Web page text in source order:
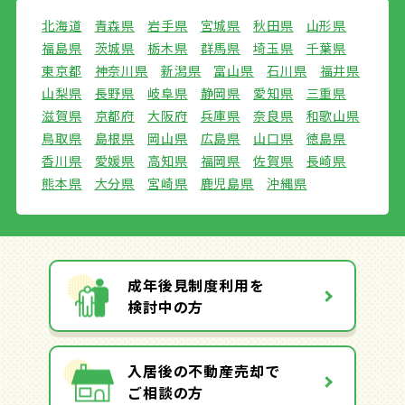
北海道 青森県 岩手県 宮城県 秋田県
山形県
福島県
茨城県 栃木県 群馬県 埼玉県
千葉県
東京都
神奈川県 新潟県 富山県 石川県
福井県
山梨県
長野県 岐阜県 静岡県 愛知県
三重県
滋賀県
京都府 大阪府 兵庫県 奈良県
和歌山県
鳥取県
島根県 岡山県 広島県 山口県
徳島県
香川県
愛媛県 高知県 福岡県 佐賀県
長崎県
熊本県
大分県 宮崎県 鹿児島県 沖縄県
成年後見制度利用を
検討中の方
入居後の不動産売却で
ご相談の方